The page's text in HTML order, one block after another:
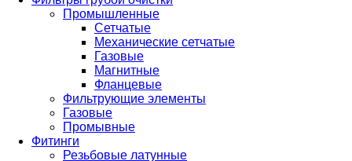
Промышленные
Сетчатые
Механические сетчатые
Газовые
Магнитные
Фланцевые
Фильтрующие элементы
Газовые
Промывные
Фитинги
Резьбовые латунные